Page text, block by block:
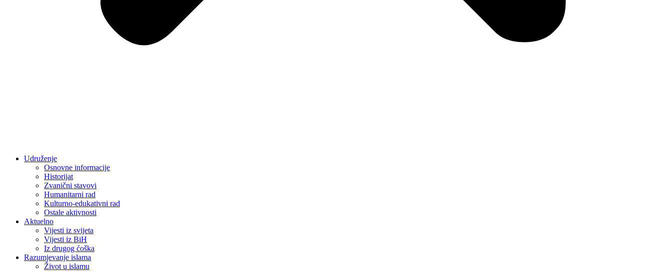
Udruženje
Osnovne informacije
Historijat
Zvanični stavovi
Humanitarni rad
Kulturno-edukativni rad
Ostale aktivnosti
Aktuelno
Vijesti iz svijeta
Vijesti iz BiH
Iz drugog ćoška
Razumjevanje islama
Život u islamu